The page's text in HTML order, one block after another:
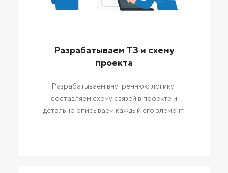
Разрабатываем ТЗ и схему
проекта
Разрабатываем внутреннюю логику:
составляем схему связей в проекте и
детально описываем каждый его элемент.